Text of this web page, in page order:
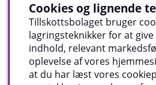
CLA er et meget populært
kategorien fedtforbrændere.
som det er, men det kan
andre produkter fra Swedish
Swedish Supplements CLA, 90 caps
Swedish Supplements
Cookies og lignende
Tillskottsbolaget bruger
lagringsteknikker for at
indhold, relevant
oplevelse af vores
at du har læst vores